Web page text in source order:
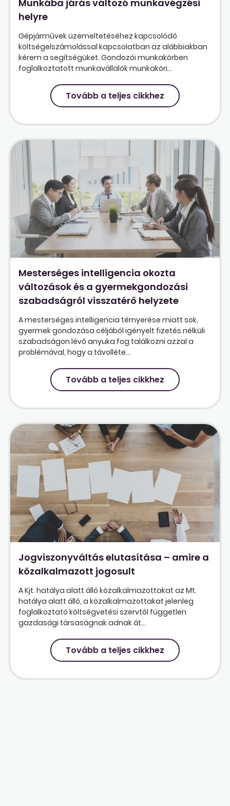
Munkába járás változó munkavégzési
helyre
Gépjárművek üzemeltetéséhez kapcsolódó
költségelszámolással kapcsolatban az alábbiakban
kérem a segítségüket. Gondozói munkakörben
foglalkoztatott munkavállalók munkaköri...
Tovább a teljes cikkhez
Mesterséges intelligencia okozta
változások és a gyermekgondozási
szabadságról visszatérő helyzete
A mesterséges intelligencia térnyerése miatt sok,
gyermek gondozása céljából igényelt fizetés nélküli
szabadságon lévő anyuka fog találkozni azzal a
problémával, hogy a távolléte...
Tovább a teljes cikkhez
Jogviszonyváltás elutasítása – amire a
közalkalmazott jogosult
A Kjt. hatálya alatt álló közalkalmazottakat az Mt.
hatálya alatt álló, a közalkalmazottakat jelenleg
foglalkoztató költségvetési szervtől független
gazdasági társaságnak adnak át...
Tovább a teljes cikkhez